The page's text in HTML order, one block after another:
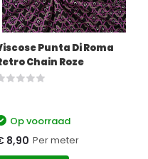
Punta Di Roma
Chain Roze
Op voorraad
8,90 Per meter